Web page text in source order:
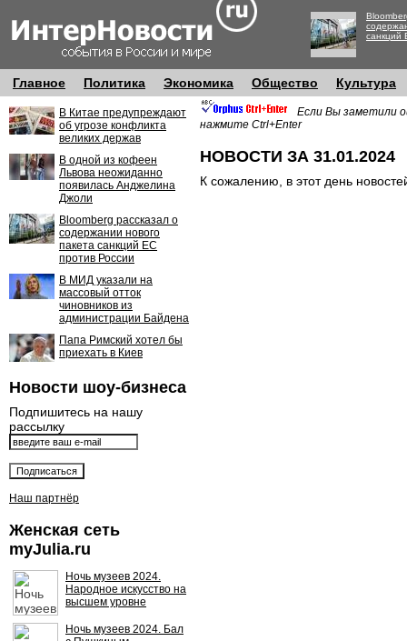
санкций
Главное Политика Экономика Общество Культура
В Китае предупреждают
об угрозе конфликта
великих держав
В одной из кофеен
Львова неожиданно
появилась Анджелина
Джоли
Bloomberg рассказал о
содержании нового
пакета санкций ЕС
против России
В МИД указали на
массовый отток
чиновников из
администрации Байдена
Папа Римский хотел бы
приехать в Киев
Новости шоу-бизнеса
Подпишитесь на нашу
рассылку
Наш партнёр
Женская сеть
myJulia.ru
Ночь музеев 2024.
Народное искусство на
высшем уровне
Ночь музеев 2024. Бал
Если Вы заметили
нажмите Ctrl+Enter
НОВОСТИ ЗА 31.01.2024
К сожалению, в этот день